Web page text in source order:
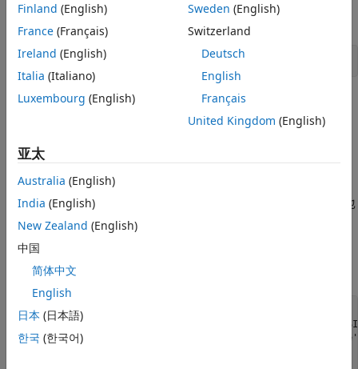
表中的数据，
load SimulatedStock.mat
第 2 步：创建时间表。
timetable
使用 MATLAB®
对象。或者，您也
可以使用 MATLAB 转换函数
表。在此示例中，时间表
目的。创建
Description
% Create a timetable from vector input
TMW =
'VariableNames'
'Volume'
Finland (English)
France (Français)
Ireland (English)
Italia (Italiano)
Luxembourg (English)
Sweden (English)
Switzerland
Deutsch
English
Français
United Kingdom (English)
亚太
Australia (English)
India (English)
New Zealand (English)
中国
简体中文
English
日本 (日本語)
한국 (한국어)